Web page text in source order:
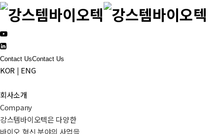
Contact UsContact Us
KOR | ENG
회사소개
Company
강스템바이오텍은 다양한